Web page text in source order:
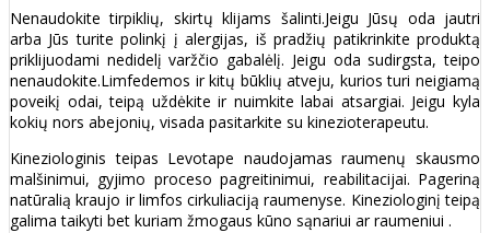
Nenaudokite tirpiklių, skirtų klijams šalinti.Jeigu Jūsų oda jautri
arba Jūs turite polinkį į alergijas, iš pradžių patikrinkite produktą
priklijuodami nedidelį varžčio gabalėlį. Jeigu oda sudirgsta, teipo
nenaudokite.Limfedemos ir kitų būklių atveju, kurios turi neigiamą
poveikį odai, teipą uždėkite ir nuimkite labai atsargiai. Jeigu kyla
kokių nors abejonių, visada pasitarkite su kinezioterapeutu.
Kineziologinis teipas Levotape naudojamas raumenų skausmo
malšinimui, gyjimo proceso pagreitinimui, reabilitacijai. Pageriną
natūralią kraujo ir limfos cirkuliaciją raumenyse. Kineziologinį teipą
galima taikyti bet kuriam žmogaus kūno sąnariui ar raumeniui .